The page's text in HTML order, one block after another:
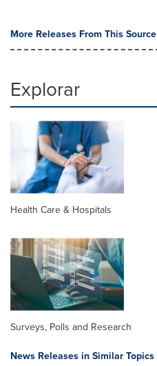
More Releases From This Source
Explorar
Health Care & Hospitals
Surveys, Polls and Research
News Releases in Similar Topics